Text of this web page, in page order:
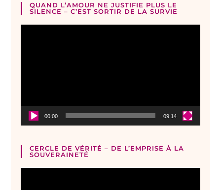
QUAND L’AMOUR NE JUSTIFIE PLUS LE
SILENCE – C’EST SORTIR DE LA SURVIE
00:00 09:14
CERCLE DE VÉRITÉ – DE L’EMPRISE À LA
SOUVERAINETÉ